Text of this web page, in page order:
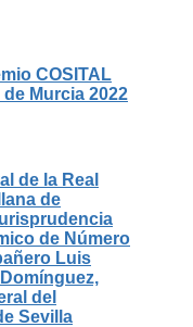
COSITAL
Murcia 2022
de la Real
de
de Número
Luis
del
Sevilla